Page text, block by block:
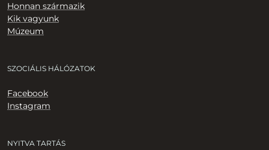
Honnan származik
Kik vagyunk
Múzeum
SZOCIÁLIS HÁLÓZATOK
Facebook
Instagram
NYITVA TARTÁS